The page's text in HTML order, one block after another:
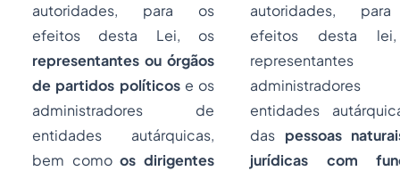
autoridades, para os
efeitos desta Lei, os
representantes ou órgãos
de partidos políticose os
administradores de
entidades autárquicas,
bem comoos dirigentes
autoridades,
efeitos desta
administradores
entidades
das pessoas
jurídicas com